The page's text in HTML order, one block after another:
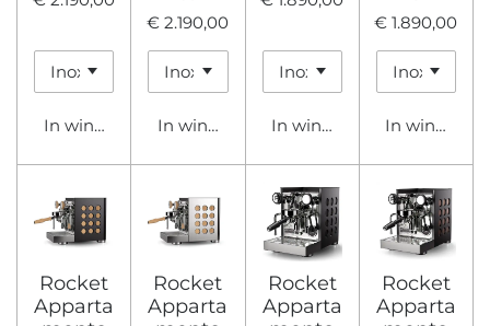
In winkelwagen
€ 2.190,00
In winkelwagenIn winkelwagen
€ 1.890,00
In
Rocket
Apparta
Rocket
Apparta
Rocket
Apparta
Rocket
Apparta